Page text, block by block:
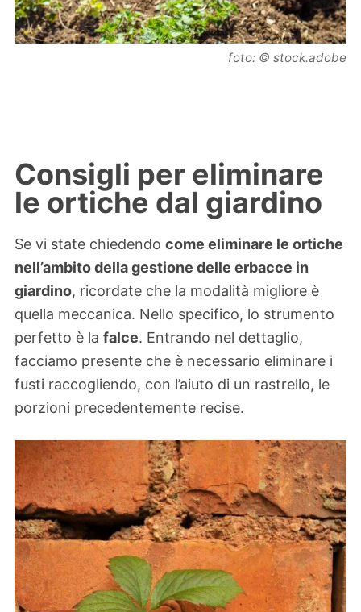
foto: © stock.adobe
Consigli per eliminare
le ortiche dal giardino
Se vi state chiedendo come eliminare le ortiche
nell’ambito della gestione delle erbacce in
giardino, ricordate che la modalità migliore è
quella meccanica. Nello specifico, lo strumento
perfetto è la falce. Entrando nel dettaglio,
facciamo presente che è necessario eliminare i
fusti raccogliendo, con l’aiuto di un rastrello, le
porzioni precedentemente recise.